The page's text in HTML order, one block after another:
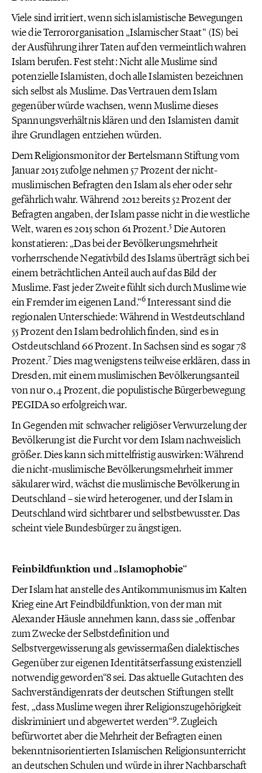
Viele sind irritiert, wenn sich islamistische Bewegungen
wie die Terrororganisation „Islamischer Staat“ (IS) bei
der Ausführung ihrer Taten auf den vermeintlich wahren
Islam berufen. Fest steht: Nicht alle Muslime sind
potenzielle Islamisten, doch alle Islamisten bezeichnen
sich selbst als Muslime. Das Vertrauen dem Islam
gegenüber würde wachsen, wenn Muslime dieses
Spannungsverhältnis klären und den Islamisten damit
ihre Grundlagen entziehen würden.
Dem Religionsmonitor der Bertelsmann Stiftung vom
Januar 2015 zufolge nehmen 57 Prozent der nicht-
muslimischen Befragten den Islam als eher oder sehr
gefährlich wahr. Während 2012 bereits 52 Prozent der
Befragten angaben, der Islam passe nicht in die westliche
Welt, waren es 2015 schon 61 Prozent.5Die Autoren
konstatieren: „Das bei der Bevölkerungsmehrheit
vorherrschende Negativbild des Islams überträgt sich bei
einem beträchtlichen Anteil auch auf das Bild der
Muslime. Fast jeder Zweite fühlt sich durch Muslime wie
ein Fremder im eigenen Land.“6Interessant sind die
regionalen Unterschiede: Während in Westdeutschland
55 Prozent den Islam bedrohlich finden, sind es in
Ostdeutschland 66 Prozent. In Sachsen sind es sogar 78
Prozent.7Dies mag wenigstens teilweise erklären, dass in
Dresden, mit einem muslimischen Bevölkerungsanteil
von nur 0,4 Prozent, die populistische Bürgerbewegung
PEGIDA so erfolgreich war.
In Gegenden mit schwacher religiöser Verwurzelung der
Bevölkerung ist die Furcht vor dem Islam nachweislich
größer. Dies kann sich mittelfristig auswirken: Während
die nicht-muslimische Bevölkerungsmehrheit immer
säkularer wird, wächst die muslimische Bevölkerung in
Deutschland – sie wird heterogener, und der Islam in
Deutschland wird sichtbarer und selbstbewusster. Das
scheint viele Bundesbürger zu ängstigen.
Feinbildfunktion und „Islamophobie“
Der Islam hat anstelle des Antikommunismus im Kalten
Krieg eine Art Feindbildfunktion, von der man mit
Alexander Häusle annehmen kann, dass sie „offenbar
zum Zwecke der Selbstdefinition und
Selbstvergewisserung als gewissermaßen dialektisches
Gegenüber zur eigenen Identitätserfassung existenziell
notwendig geworden“8 sei. Das aktuelle Gutachten des
Sachverständigenrats der deutschen Stiftungen stellt
fest, „dass Muslime wegen ihrer Religionszugehörigkeit
diskriminiert und abgewertet werden“9. Zugleich
befürwortet aber die Mehrheit der Befragten einen
bekenntnisorientierten Islamischen Religionsunterricht
an deutschen Schulen und würde in ihrer Nachbarschaft